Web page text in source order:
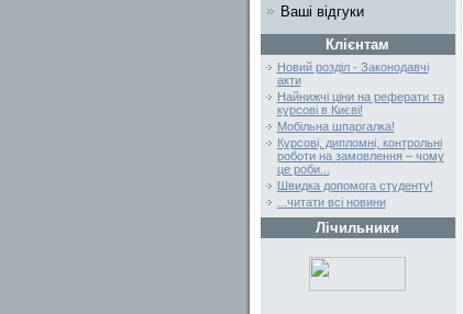
Ваші відгуки
Клієнтам
Новий розділ - Законодавчі
акти
Найнижчі ціни на реферати та
курсові в Києві!
Мобільна шпаргалка!
Курсові, дипломні, контрольні
роботи на замовлення – чому
це роби...
Швидка допомога студенту!
...читати всі новини
Лічильники